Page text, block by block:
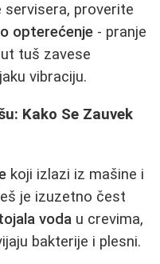
servisera, proverite
opterećenje - pranje
tuš zavese
vibraciju.
Kako Se Zauvek
koji izlazi iz mašine i
je izuzetno čest
voda u crevima,
bakterije i plesni.